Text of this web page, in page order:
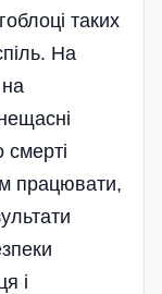
таких
На
смерті
працювати,
і